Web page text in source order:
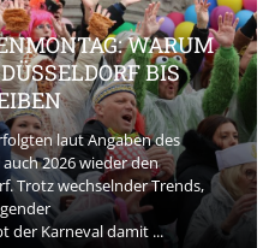
WARUM
BIS
laut Angaben des
2026 wieder den
Trotz wechselnder Trends,
der Karneval damit ...